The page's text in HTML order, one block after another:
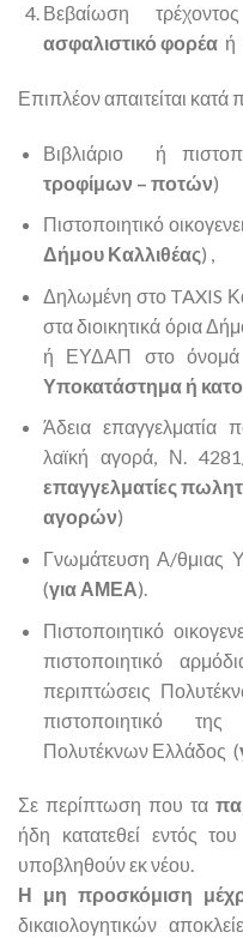
Βεβαίωση
ασφαλιστικό φορέαή
Επιπλέον απαιτείται κατά
Βιβλιάριο ή
τροφίμων – ποτών)
Πιστοποιητικό
Δήμου Καλλιθέας) ,
Δηλωμένη στο TAXIS
στα διοικητικά όρια
ή ΕΥΔΑΠ στο
Υποκατάστημα ή
Άδεια επαγγελματία
λαϊκή αγορά, Ν.
επαγγελματίες
αγορών)
Γνωμάτευση Α/θμιας
(για ΑΜΕΑ).
Πιστοποιητικό
πιστοποιητικό
περιπτώσεις
πιστοποιητικό
Πολυτέκνων Ελλάδος (
Σε περίπτωση που τα
ήδη κατατεθεί εντός
υποβληθούν εκ νέου.
Η μη προσκόμιση
δικαιολογητικών